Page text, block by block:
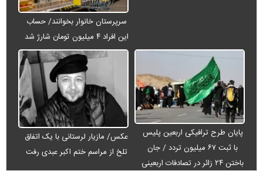
سرپرستان خانوار بخوانند/ حساب
این افراد ۴ میلیون تومان شارژ شد
پایان طرح ترافیکی اربعین پلیس
با ثبت ۶۷ میلیون تردد / جان
باختن ۲۴ زائر در تصادفات اربعینی
عکس/ مازیار لرستانی با یک اتفاق
تلخ از مراسم ختم اکبر عبدی رفت